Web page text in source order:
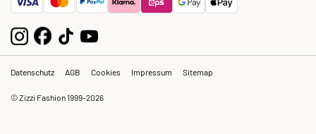
Datenschutz AGB Cookies Impressum Sitemap
© Zizzi Fashion 1999-2026